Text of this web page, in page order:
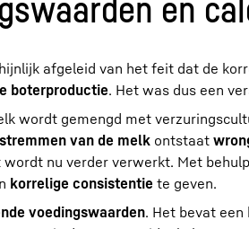
en
afgeleid van het feit dat de
boterproductie. Het was dus een
wordt gemengd met
van de melk ontstaat
nu verder verwerkt. Met
korrelige consistentie te geven.
voedingswaarden. Het bevat